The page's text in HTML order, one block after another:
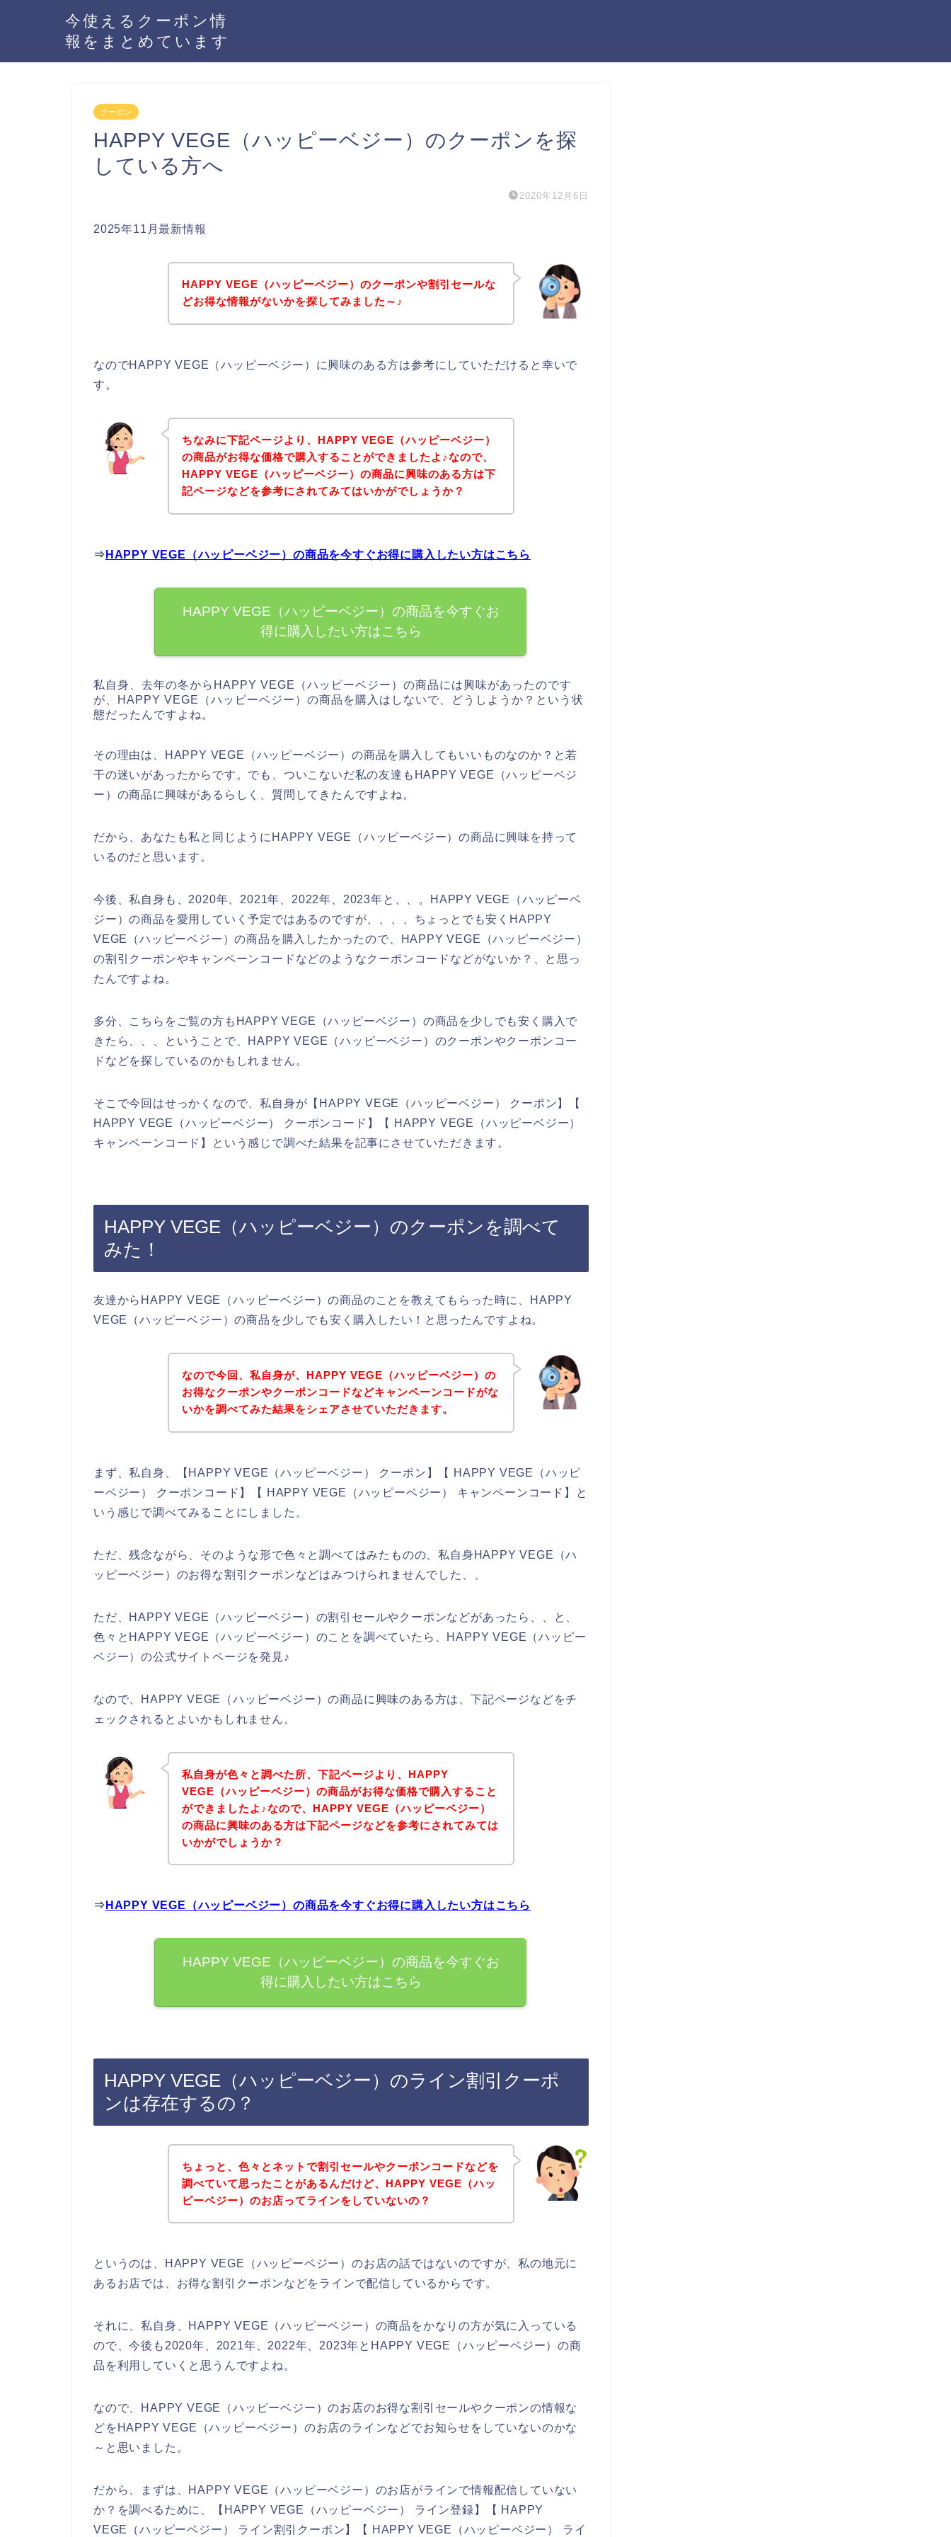
今使えるクーポン情
報をまとめています
クーポン
HAPPY VEGE（ハッピーベジー）のクーポンを探
している方へ
2020年12月6日
2025年11月最新情報
HAPPY VEGE（ハッピーベジー）のクーポンや割引セールな
どお得な情報がないかを探してみました～♪
なのでHAPPY VEGE（ハッピーベジー）に興味のある方は参考にしていただけると幸いで
す。
ちなみに下記ページより、HAPPY VEGE（ハッピーベジー）
の商品がお得な価格で購入することができましたよ♪なので、
HAPPY VEGE（ハッピーベジー）の商品に興味のある方は下
記ページなどを参考にされてみてはいかがでしょうか？
⇒ HAPPY VEGE（ハッピーベジー）の商品を今すぐお得に購入したい方はこちら
HAPPY VEGE（ハッピーベジー）の商品を今すぐお
得に購入したい方はこちら
私自身、去年の冬からHAPPY VEGE（ハッピーベジー）の商品には興味があったのです
が、HAPPY VEGE（ハッピーベジー）の商品を購入はしないで、どうしようか？という状
態だったんですよね。
その理由は、HAPPY VEGE（ハッピーベジー）の商品を購入してもいいものなのか？と若
干の迷いがあったからです。でも、ついこないだ私の友達もHAPPY VEGE（ハッピーベジ
ー）の商品に興味があるらしく、質問してきたんですよね。
だから、あなたも私と同じようにHAPPY VEGE（ハッピーベジー）の商品に興味を持って
いるのだと思います。
今後、私自身も、2020年、2021年、2022年、2023年と、、。HAPPY VEGE（ハッピーベ
ジー）の商品を愛用していく予定ではあるのですが、、、、ちょっとでも安くHAPPY
VEGE（ハッピーベジー）の商品を購入したかったので、HAPPY VEGE（ハッピーベジー）
の割引クーポンやキャンペーンコードなどのようなクーポンコードなどがないか？、と思っ
たんですよね。
多分、こちらをご覧の方もHAPPY VEGE（ハッピーベジー）の商品を少しでも安く購入で
きたら、、、ということで、HAPPY VEGE（ハッピーベジー）のクーポンやクーポンコー
ドなどを探しているのかもしれません。
そこで今回はせっかくなので、私自身が【HAPPY VEGE（ハッピーベジー） クーポン】【
HAPPY VEGE（ハッピーベジー） クーポンコード】【 HAPPY VEGE（ハッピーベジー）
キャンペーンコード】という感じで調べた結果を記事にさせていただきます。
HAPPY VEGE（ハッピーベジー）のクーポンを調べて
みた！
友達からHAPPY VEGE（ハッピーベジー）の商品のことを教えてもらった時に、HAPPY
VEGE（ハッピーベジー）の商品を少しでも安く購入したい！と思ったんですよね。
なので今回、私自身が、HAPPY VEGE（ハッピーベジー）の
お得なクーポンやクーポンコードなどキャンペーンコードがな
いかを調べてみた結果をシェアさせていただきます。
まず、私自身、【HAPPY VEGE（ハッピーベジー） クーポン】【 HAPPY VEGE（ハッピ
ーベジー） クーポンコード】【 HAPPY VEGE（ハッピーベジー） キャンペーンコード】と
いう感じで調べてみることにしました。
ただ、残念ながら、そのような形で色々と調べてはみたものの、私自身HAPPY VEGE（ハ
ッピーベジー）のお得な割引クーポンなどはみつけられませんでした、、
ただ、HAPPY VEGE（ハッピーベジー）の割引セールやクーポンなどがあったら、、と、
色々とHAPPY VEGE（ハッピーベジー）のことを調べていたら、HAPPY VEGE（ハッピー
ベジー）の公式サイトページを発見♪
なので、HAPPY VEGE（ハッピーベジー）の商品に興味のある方は、下記ページなどをチ
ェックされるとよいかもしれません。
私自身が色々と調べた所、下記ページより、HAPPY
VEGE（ハッピーベジー）の商品がお得な価格で購入すること
ができましたよ♪なので、HAPPY VEGE（ハッピーベジー）
の商品に興味のある方は下記ページなどを参考にされてみては
いかがでしょうか？
⇒ HAPPY VEGE（ハッピーベジー）の商品を今すぐお得に購入したい方はこちら
HAPPY VEGE（ハッピーベジー）の商品を今すぐお
得に購入したい方はこちら
HAPPY VEGE（ハッピーベジー）のライン割引クーポ
ンは存在するの？
ちょっと、色々とネットで割引セールやクーポンコードなどを
調べていて思ったことがあるんだけど、HAPPY VEGE（ハッ
ピーベジー）のお店ってラインをしていないの？
というのは、HAPPY VEGE（ハッピーベジー）のお店の話ではないのですが、私の地元に
あるお店では、お得な割引クーポンなどをラインで配信しているからです。
それに、私自身、HAPPY VEGE（ハッピーベジー）の商品をかなりの方が気に入っている
ので、今後も2020年、2021年、2022年、2023年とHAPPY VEGE（ハッピーベジー）の商
品を利用していくと思うんですよね。
なので、HAPPY VEGE（ハッピーベジー）のお店のお得な割引セールやクーポンの情報な
どをHAPPY VEGE（ハッピーベジー）のお店のラインなどでお知らせをしていないのかな
～と思いました。
だから、まずは、HAPPY VEGE（ハッピーベジー）のお店がラインで情報配信していない
か？を調べるために、【HAPPY VEGE（ハッピーベジー） ライン登録】【 HAPPY
VEGE（ハッピーベジー） ライン割引クーポン】【 HAPPY VEGE（ハッピーベジー） ライ